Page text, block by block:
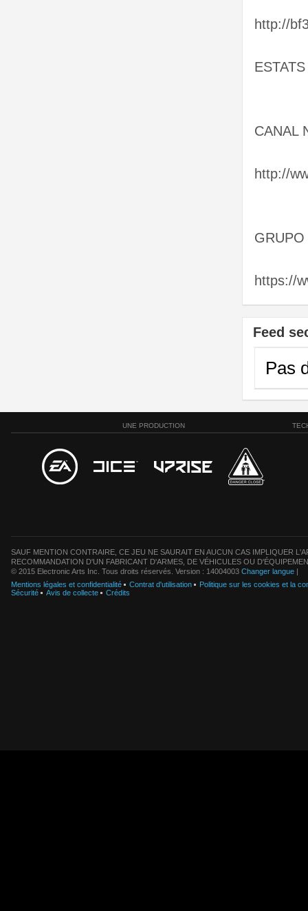
http://
CANAL
http://
https://
Feed
Pas
UNE PRODUCTION
SAUF MENTION CONTRAIRE, CE JEU NE SAURAIT EN AUCUN CAS IMPLIQUER
RECOMMANDATION D'UN FABRICANT D'ARMES, DE VÉHICULES OU
© 2015 Electronic Arts Inc. Tous droits réservés. Version : 14004003 Changer langue |
Mentions légales et confidentialité
Contrat d'utilisation
Politique sur les cookies et la
Sécurité
Avis de collecte Crédits